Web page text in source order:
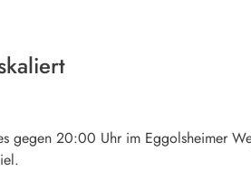
gegen 20:00 Uhr im Eggolsheimer